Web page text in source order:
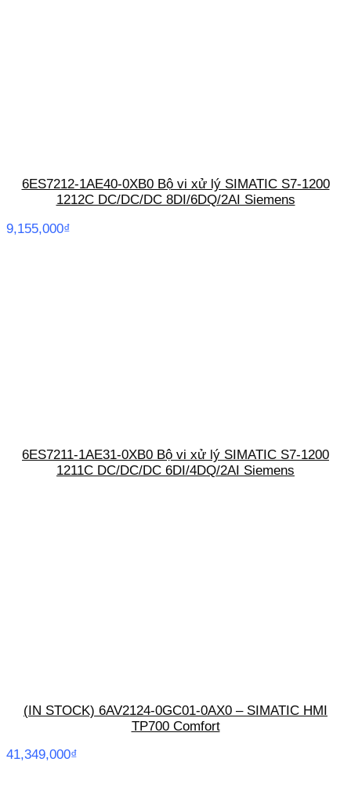
6ES7212-1AE40-0XB0 Bộ vi xử lý SIMATIC S7-1200
1212C DC/DC/DC 8DI/6DQ/2AI Siemens
9,155,000₫
6ES7211-1AE31-0XB0 Bộ vi xử lý SIMATIC S7-1200
1211C DC/DC/DC 6DI/4DQ/2AI Siemens
(IN STOCK) 6AV2124-0GC01-0AX0 – SIMATIC HMI
TP700 Comfort
41,349,000₫